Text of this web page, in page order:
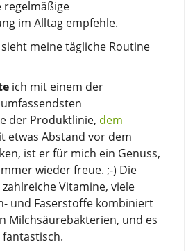
regelmäßige
im Alltag empfehle.
meine tägliche Routine
ich mit einem der
der Produktlinie, dem
etwas Abstand vor dem
ist er für mich ein Genuss,
wieder freue. ;-) Die
Vitamine, viele
und Faserstoffe kombiniert
Milchsäurebakterien, und es